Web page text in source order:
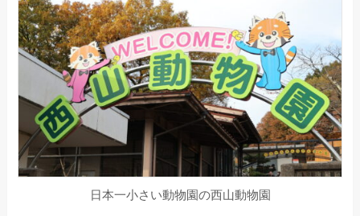
日本一小さい動物園の西山動物園